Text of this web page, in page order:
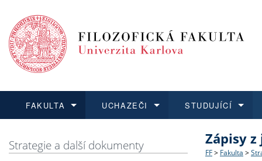
FAKULTA
Struktura
UCHAZEČI
Co
STUDUJÍCÍ
O vědě a
Aktuální
Strategie a další dokumenty Zápisy
FF > Fakulta >